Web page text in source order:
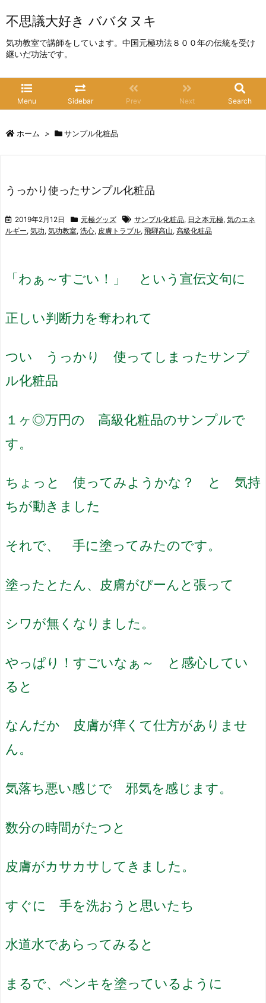
不思議大好き ババタヌキ
気功教室で講師をしています。中国元極功法８００年の伝統を受け
継いだ功法です。
Menu Sidebar Prev Next Search
ホーム > サンプル化粧品
うっかり使ったサンプル化粧品
2019年2月12日 元極グッズ サンプル化粧品, 日之本元極, 気のエネ
ルギー, 気功, 気功教室, 洗心, 皮膚トラブル, 飛騨高山, 高級化粧品
「わぁ～すごい！」 という宣伝文句に
正しい判断力を奪われて
つい うっかり 使ってしまったサンプ
ル化粧品
１ヶ◎万円の 高級化粧品のサンプルで
す。
ちょっと 使ってみようかな？ と 気持
ちが動きました
それで、 手に塗ってみたのです。
塗ったとたん、皮膚がぴーんと張って
シワが無くなりました。
やっぱり！すごいなぁ～ と感心してい
ると
なんだか 皮膚が痒くて仕方がありませ
ん。
気落ち悪い感じで 邪気を感じます。
数分の時間がたつと
皮膚がカサカサしてきました。
すぐに 手を洗おうと思いたち
水道水であらってみると
まるで、ペンキを塗っているように